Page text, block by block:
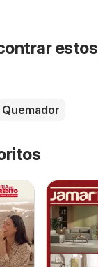
Quemador